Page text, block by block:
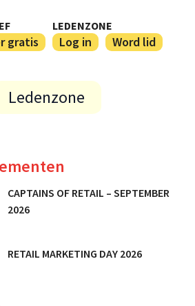
gratis
LEDENZONE
Log in Word lid
Ledenzone
CAPTAINS OF RETAIL – SEPTEMBER
2026
RETAIL MARKETING DAY 2026